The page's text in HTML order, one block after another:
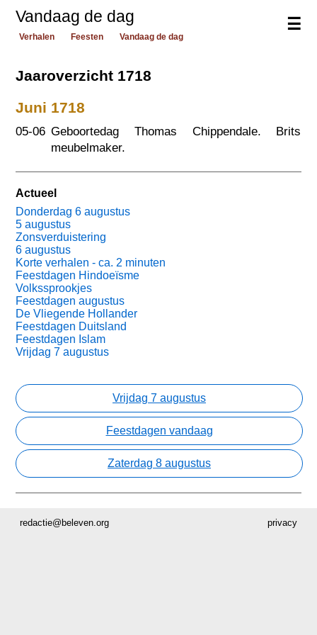
☰
Vandaag de dag
Verhalen Feesten Vandaag de dag
Jaaroverzicht 1718
Juni 1718
05-06 Geboortedag Thomas Chippendale. Brits
meubelmaker.
Actueel
Donderdag 6 augustus
5 augustus
Zonsverduistering
6 augustus
Korte verhalen - ca. 2 minuten
Feestdagen Hindoeïsme
Volkssprookjes
Feestdagen augustus
De Vliegende Hollander
Feestdagen Duitsland
Feestdagen Islam
Vrijdag 7 augustus
Vrijdag 7 augustus
Feestdagen vandaag
Zaterdag 8 augustus
privacy
redactie@beleven.org